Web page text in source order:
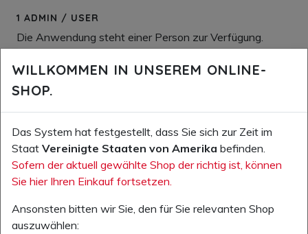
1 ADMIN / USER
Die Anwendung steht einer Person zur Verfügung.
UNTERHALT BASIC
Planen und dokumentieren Sie den Unterhalt Ihrer
Anlagen und Geräte.
SCHULUNG BASIC
Basisschulungen und Instruktionen durch und
dokumentieren Sie diese.
WILLKOMMEN IN UNSEREM ONLINE-
SHOP.
Das System hat festgestellt, dass Sie sich zur Zeit im
Staat Vereinigte Staaten von Amerika befinden.
Sofern der aktuell gewählte Shop der richtig ist, können
Sie hier Ihren Einkauf fortsetzen.
Ansonsten bitten wir Sie, den für Sie relevanten Shop
auszuwählen: